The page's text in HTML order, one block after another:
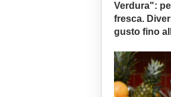
Verdura":
fresca.
gusto fino